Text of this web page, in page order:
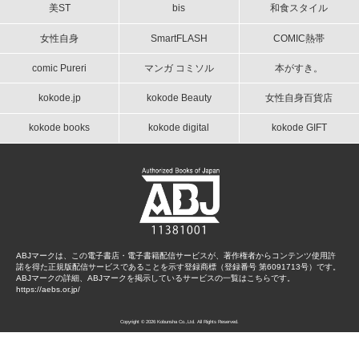
美ST bis 和食スタイル
女性自身 SmartFLASH COMIC熱帯
comic Pureri マンガ コミソル 本がすき。
kokode.jp kokode Beauty 女性自身百貨店
kokode books kokode digital kokode GIFT
ABJマークは、この電子書店・電子書籍配信サービスが、著作権者からコンテンツ使用許
諾を得た正規版配信サービスであることを示す登録商標（登録番号 第6091713号）です。
ABJマークの詳細、ABJマークを掲示しているサービスの一覧はこちらです。
https://aebs.or.jp/
Copyright © 2026 Kobunsha Co.,Ltd. All Rights Reserved.